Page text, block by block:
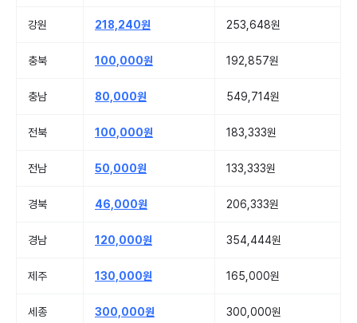
강원 218,240원 253,648원
충북 100,000원 192,857원
충남 80,000원 549,714원
전북 100,000원 183,333원
전남 50,000원 133,333원
경북 46,000원 206,333원
경남 120,000원 354,444원
제주 130,000원 165,000원
세종 300,000원 300,000원